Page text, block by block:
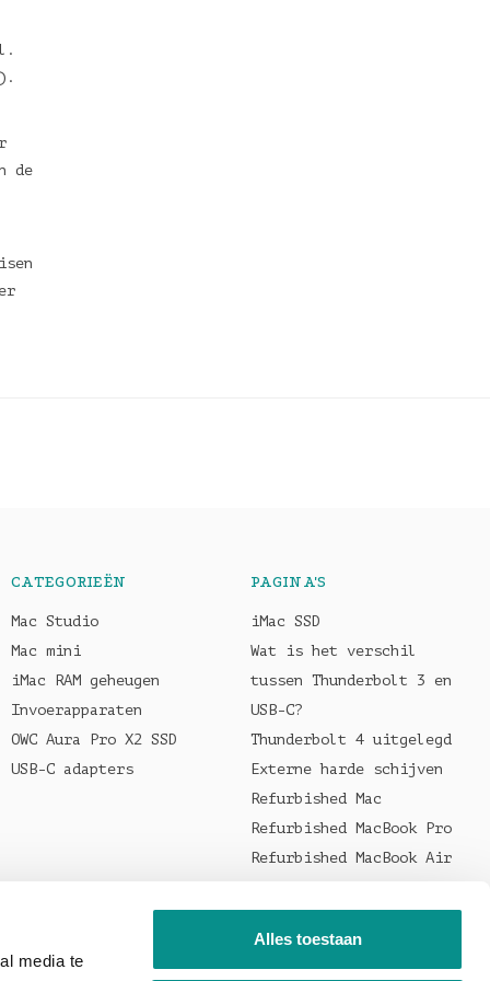
media te
Alles toestaan
de
CATEGORIEËN
Mac Studio
Mac mini
iMac RAM geheugen
Invoerapparaten
OWC Aura Pro X2 SSD
USB-C adapters
PAGINA'S
iMac SSD
Wat is het verschil
tussen Thunderbolt 3 en
USB-C?
Thunderbolt 4 uitgelegd
Externe harde schijven
Refurbished Mac
Refurbished MacBook Pro
Refurbished MacBook Air